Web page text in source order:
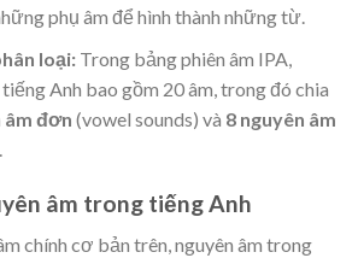
phụ âm để hình thành những từ.
loại:Trong bảng phiên âm IPA,
Anh bao gồm 20 âm, trong đó chia
âm đơn (vowel sounds) và 8 nguyên âm
âm trong tiếng Anh
chính cơ bản trên, nguyên âm trong